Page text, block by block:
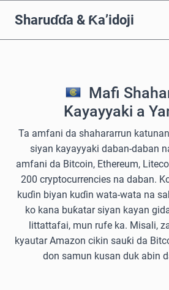
Sharuɗɗa & Ƙa’idoji
Mafi
Kayayyaki a
Ta amfani da shahararrun
siyan kayayyaki daban-daban
amfani da Bitcoin, Ethereum,
200 cryptocurrencies na daban.
kuɗin biyan kuɗin wata-wata na
ko kana buƙatar siyan kayan
littattafai, mun rufe ka. Misali,
kyautar Amazon cikin sauƙi da
don samun kusan duk abin